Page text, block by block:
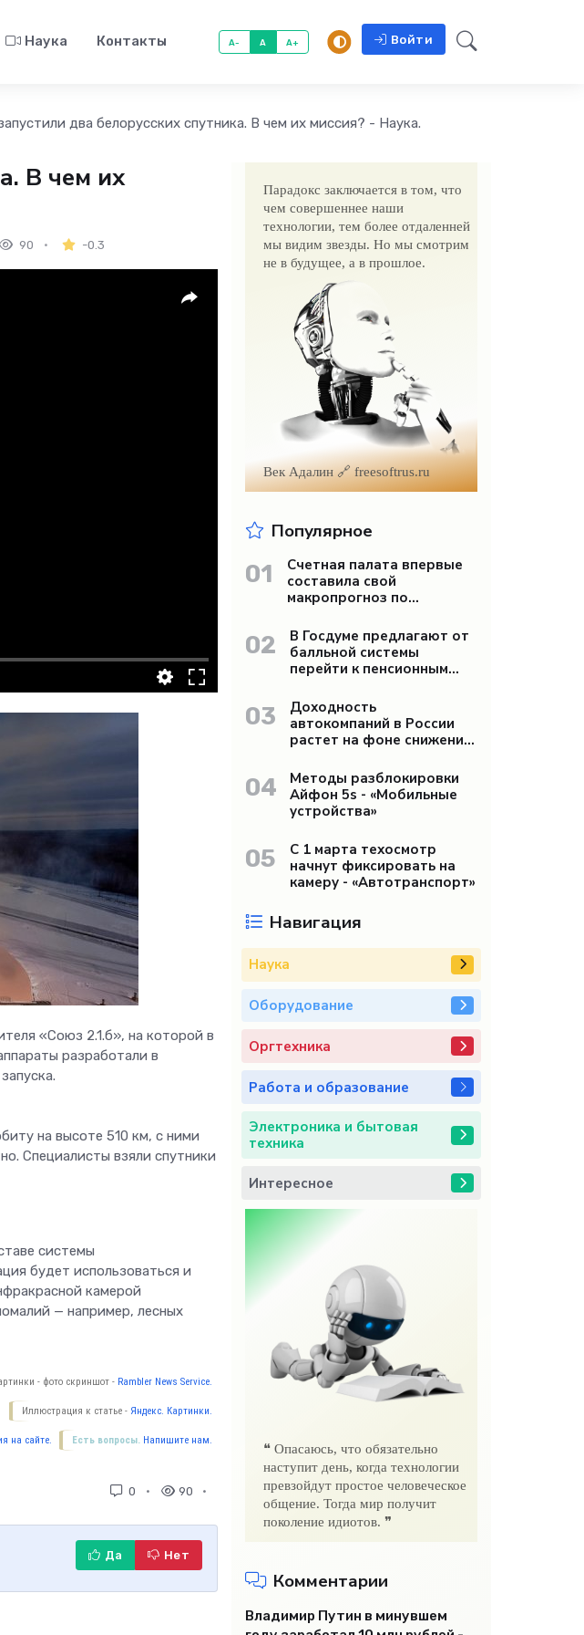
Наука Контакты A- A A+ Войти
два белорусских спутника. В чем их миссия? - Наука.
В чем их
90 -0.3
«Союз 2.1.б», на которой в
разработали в
на высоте 510 км, с ними
Специалисты взяли спутники
системы
будет использоваться и
камерой
— например, лесных
- фото скриншот - Rambler News Service.
Иллюстрация к статье - Яндекс. Картинки.
Есть вопросы. Напишите нам.
на сайте.
0 90
Да Нет
Парадокс заключается в том, что
чем совершеннее наши
технологии, тем более отдаленней
мы видим звезды. Но мы смотрим
не в будущее, а в прошлое.
Век Адалин 🔗 freesoftrus.ru
Популярное
01
Счетная палата впервые
составила свой
макропрогноз по
«Бизнес»
02
В Госдуме предлагают от
балльной системы
перейти к пенсионным
03
Доходность
автокомпаний в России
растет на фоне снижения
04
Методы разблокировки
Айфон 5s - «Мобильные
устройства»
05
С 1 марта техосмотр
начнут фиксировать на
камеру - «Автотранспорт»
Навигация
Наука
Оборудование
Оргтехника
Работа и образование
Электроника и бытовая
техника
Интересное
❝ Опасаюсь, что обязательно
наступит день, когда технологии
превзойдут простое человеческое
общение. Тогда мир получит
поколение идиотов. ❞
Комментарии
Владимир Путин в минувшем